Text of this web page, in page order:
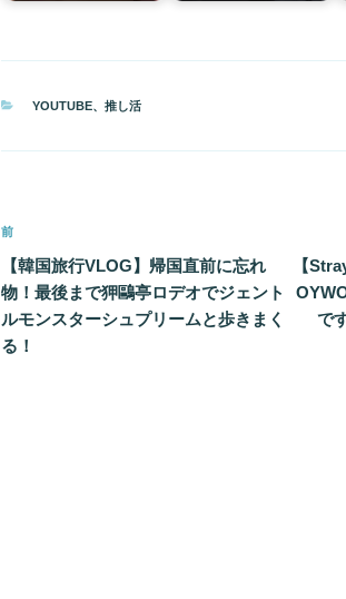
カ
YOUTUBE、 推し活
投
稿
ナ
ビ
前
の
投
稿
前
【韓国旅行VLOG】帰国直前に忘れ
物！最後まで狎鷗亭ロデオでジェント
ルモンスターシュプリームと歩きまく
る！
【
で